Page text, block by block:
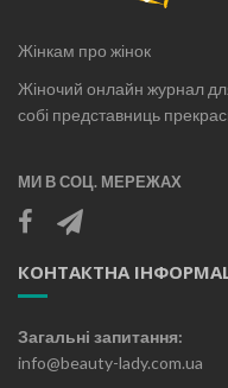
Жінкам про жінок
Жіночий онлайн журнал
собі представниць
МИ В СОЦ. МЕРЕЖАХ
КОНТАКТНА
Загальні запитання:
info@beauty-lady.com.ua